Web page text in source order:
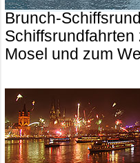
Brunch-
Mosel und zum